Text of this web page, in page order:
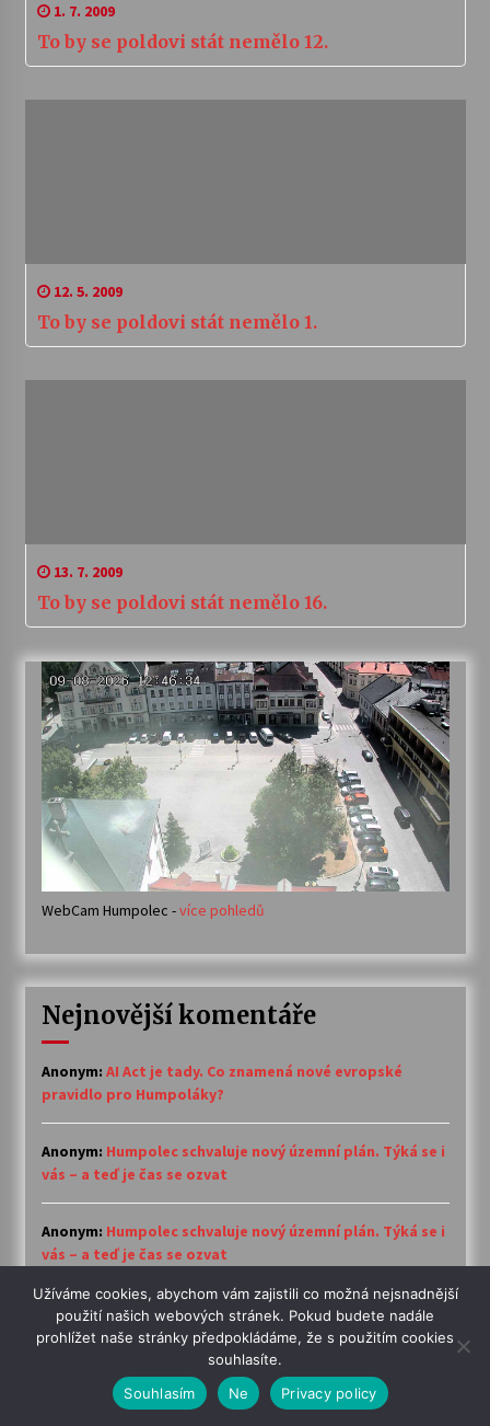
1. 7. 2009
To by se poldovi stát nemělo 12.
12. 5. 2009
To by se poldovi stát nemělo 1.
13. 7. 2009
To by se poldovi stát nemělo 16.
WebCam Humpolec -více pohledů
Nejnovější komentáře
Anonym: AI Act je tady. Co znamená nové evropské
pravidlo pro Humpoláky?
Anonym: Humpolec schvaluje nový územní plán. Týká se i
vás – a teď je čas se ozvat
Anonym: Humpolec schvaluje nový územní plán. Týká se i
vás – a teď je čas se ozvat
Anonym: Fleischsalat – Wurstsalat s majonézou:
německá salámová pochoutka
AI Act je tady. Co znamená nové evropské
pravidlo pro Humpoláky?
Užíváme cookies, abychom vám zajistili co možná nejsnadnější
použití našich webových stránek. Pokud budete nadále
prohlížet naše stránky předpokládáme, že s použitím cookies
souhlasíte.
Souhlasím
Ne Privacy policy